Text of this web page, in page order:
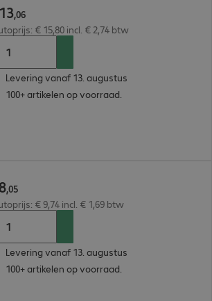
13,06
€ 15,80 incl. € 2,74 btw
Levering vanaf 13. augustus
100+ artikelen op voorraad.
8,05
€ 9,74 incl. € 1,69 btw
Levering vanaf 13. augustus
100+ artikelen op voorraad.